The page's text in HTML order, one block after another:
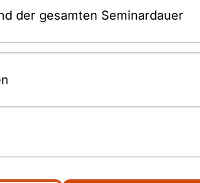
der gesamten Seminardauer